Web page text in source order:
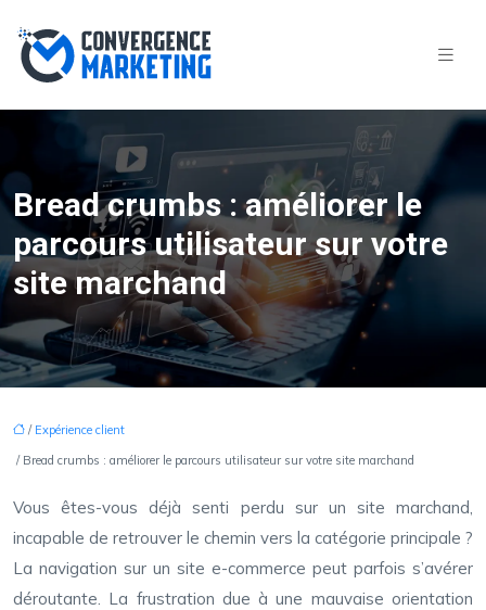
Bread crumbs : améliorer le
parcours utilisateur sur votre
site marchand
/ Expérience client
/ Bread crumbs : améliorer le parcours utilisateur sur votre site marchand
Vous êtes-vous déjà senti perdu sur un site marchand,
incapable de retrouver le chemin vers la catégorie principale ?
La navigation sur un site e-commerce peut parfois s’avérer
déroutante. La frustration due à une mauvaise orientation